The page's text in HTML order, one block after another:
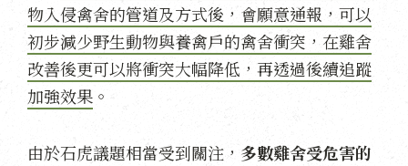
物入侵禽舍的管道及方式後，會願意通報，可以
初步減少野生動物與養禽戶的禽舍衝突，在雞舍
改善後更可以將衝突大幅降低，再透過後續追蹤
加強效果 。
由於石虎議題相當受到關注， 多數雞舍受危害的